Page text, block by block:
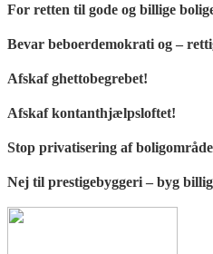
For retten til gode og billige
Bevar beboerdemokrati og –
Afskaf ghettobegrebet!
Afskaf kontanthjælpsloftet!
Stop privatisering af
Nej til prestigebyggeri – byg